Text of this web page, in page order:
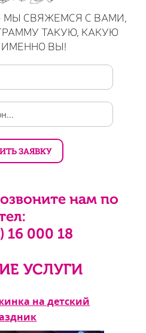
МЫ СВЯЖЕМСЯ С ВАМИ,
ТАКУЮ, КАКУЮ
ВЫ!
нам по
16 000 18
УСЛУГИ
на детский